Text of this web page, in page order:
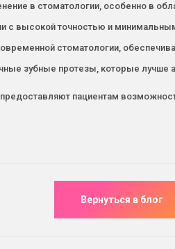
в стоматологии, особенно в
с высокой точностью и
стоматологии,
зубные протезы, которые лучше
пациентам